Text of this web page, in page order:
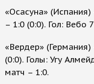
«Осасуна»
– 1:0 (0:0). Гол: Вебо
«Вердер»
(0:0). Голы: Угу
матч – 1:0.